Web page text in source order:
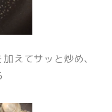
えてサッと炒め、